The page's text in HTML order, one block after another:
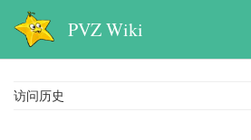
PVZ Wiki
访问历史